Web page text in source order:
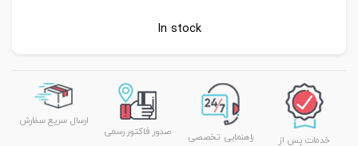
In stock
خدمات پس از
راهنمایی تخصصی
صدور فاکتور رسمی
ارسال سریع سفارش